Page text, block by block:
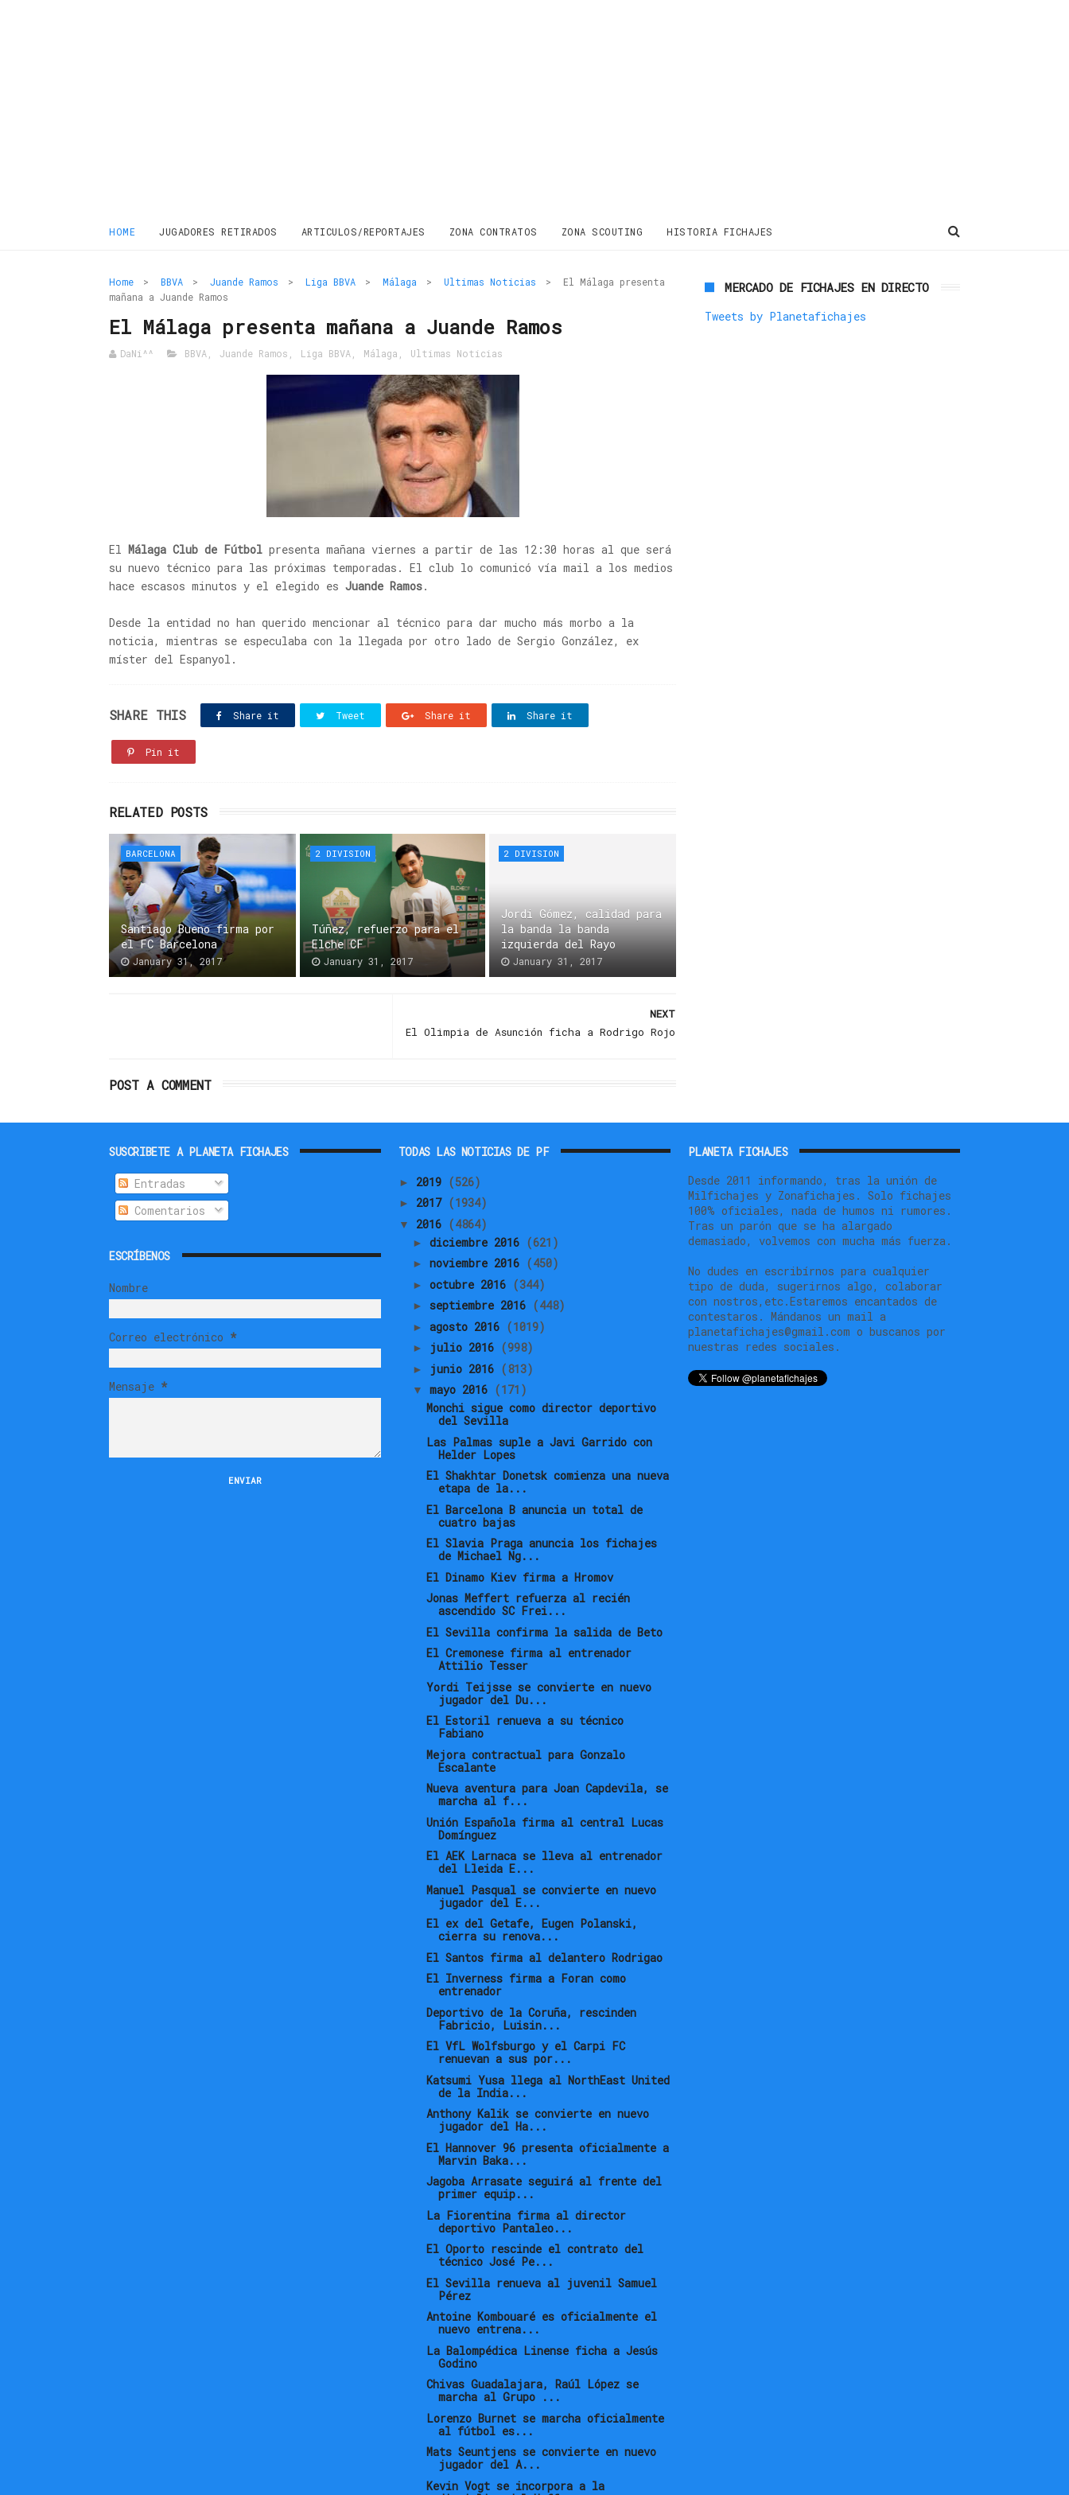
HOME JUGADORES RETIRADOS ARTICULOS/REPORTAJES ZONA CONTRATOS ZONA SCOUTING HISTORIA FICHAJES
Home > BBVA > Juande Ramos > Liga BBVA > Málaga > Ultimas Noticias >
El Málaga presenta
mañana a Juande Ramos
El Málaga presenta mañana a Juande Ramos
DaNi^^ BBVA Juande Ramos Liga BBVA Málaga Ultimas Noticias
El Málaga Club de Fútbol presenta mañana viernes a partir de las 12:30 horas al que será
su nuevo técnico para las próximas temporadas. El club lo comunicó vía mail a los medios
hace escasos minutos y el elegido es Juande Ramos.
Desde la entidad no han querido mencionar al técnico para dar mucho más morbo a la
noticia, mientras se especulaba con la llegada por otro lado de Sergio González, ex
míster del Espanyol.
SHARE THIS Share it Tweet Share it Share it
Pin it
RELATED POSTS
BARCELONA
Santiago Bueno firma por
el FC Barcelona
January 31, 2017
2 DIVISION
Túñez, refuerzo para el
Elche CF
January 31, 2017
2 DIVISION
Jordi Gómez, calidad para
la banda la banda
izquierda del Rayo
January 31, 2017
NEXT
El Olimpia de Asunción ficha a Rodrigo Rojo
POST A COMMENT
MERCADO DE FICHAJES EN DIRECTO
Tweets by Planetafichajes
SUSCRIBETE A PLANETA FICHAJES
Entradas
Comentarios
ESCRÍBENOS
Nombre
Correo electrónico *
Mensaje *
TODAS LAS NOTICIAS DE PF
► 2019 (526)
► 2017 (1934)
▼ 2016 (4864)
► diciembre 2016 (621)
► noviembre 2016 (450)
► octubre 2016 (344)
► septiembre 2016 (448)
► agosto 2016 (1019)
► julio 2016 (998)
► junio 2016 (813)
▼ mayo 2016 (171)
Monchi sigue como director deportivo
del Sevilla
Las Palmas suple a Javi Garrido con
Helder Lopes
El Shakhtar Donetsk comienza una nueva
etapa de la...
El Barcelona B anuncia un total de
cuatro bajas
El Slavia Praga anuncia los fichajes
de Michael Ng...
El Dinamo Kiev firma a Hromov
Jonas Meffert refuerza al recién
ascendido SC Frei...
El Sevilla confirma la salida de Beto
El Cremonese firma al entrenador
Attilio Tesser
Yordi Teijsse se convierte en nuevo
jugador del Du...
El Estoril renueva a su técnico
Fabiano
Mejora contractual para Gonzalo
Escalante
Nueva aventura para Joan Capdevila, se
marcha al f...
Unión Española firma al central Lucas
Domínguez
El AEK Larnaca se lleva al entrenador
del Lleida E...
Manuel Pasqual se convierte en nuevo
jugador del E...
El ex del Getafe, Eugen Polanski,
cierra su renova...
El Santos firma al delantero Rodrigao
El Inverness firma a Foran como
entrenador
Deportivo de la Coruña, rescinden
Fabricio, Luisin...
El VfL Wolfsburgo y el Carpi FC
renuevan a sus por...
Katsumi Yusa llega al NorthEast United
de la India...
Anthony Kalik se convierte en nuevo
jugador del Ha...
El Hannover 96 presenta oficialmente a
Marvin Baka...
Jagoba Arrasate seguirá al frente del
primer equip...
La Fiorentina firma al director
deportivo Pantaleo...
El Oporto rescinde el contrato del
técnico José Pe...
El Sevilla renueva al juvenil Samuel
Pérez
Antoine Kombouaré es oficialmente el
nuevo entrena...
La Balompédica Linense ficha a Jesús
Godino
Chivas Guadalajara, Raúl López se
marcha al Grupo ...
Lorenzo Burnet se marcha oficialmente
al fútbol es...
Mats Seuntjens se convierte en nuevo
jugador del A...
Kevin Vogt se incorpora a la
PLANETA FICHAJES
Desde 2011 informando, tras la unión de
Milfichajes y Zonafichajes. Solo fichajes
100% oficiales, nada de humos ni rumores.
Tras un parón que se ha alargado
demasiado, volvemos con mucha más fuerza.
No dudes en escribírnos para cualquier
tipo de duda, sugerirnos algo, colaborar
con nostros,etc.Estaremos encantados de
contestaros. Mándanos un mail a
planetafichajes@gmail.com o buscanos por
nuestras redes sociales.